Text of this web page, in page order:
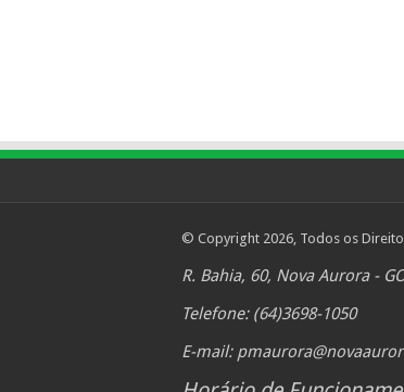
© Copyright 2026, Todos os
R. Bahia, 60, Nova Aurora -
Telefone: (64)3698-1050
E-mail: